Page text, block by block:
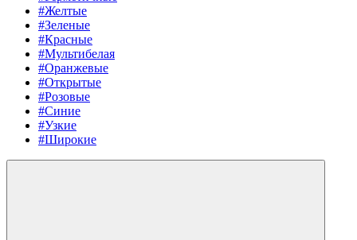
#Желтые
#Зеленые
#Красные
#Мультибелая
#Оранжевые
#Открытые
#Розовые
#Синие
#Узкие
#Широкие